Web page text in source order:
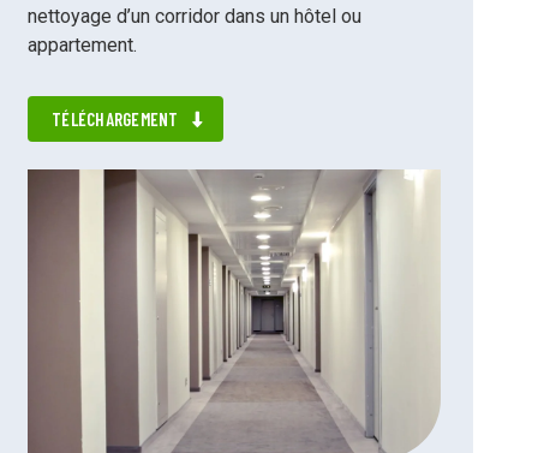
nettoyage d’un corridor dans un hôtel ou
appartement.
TÉLÉCHARGEMENT